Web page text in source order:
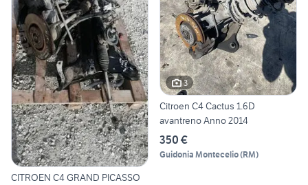
CITROEN C4 GRAND PICASSO
3
Citroen C4 Cactus 1.6D
avantreno Anno 2014
350 €
Guidonia Montecelio(RM)